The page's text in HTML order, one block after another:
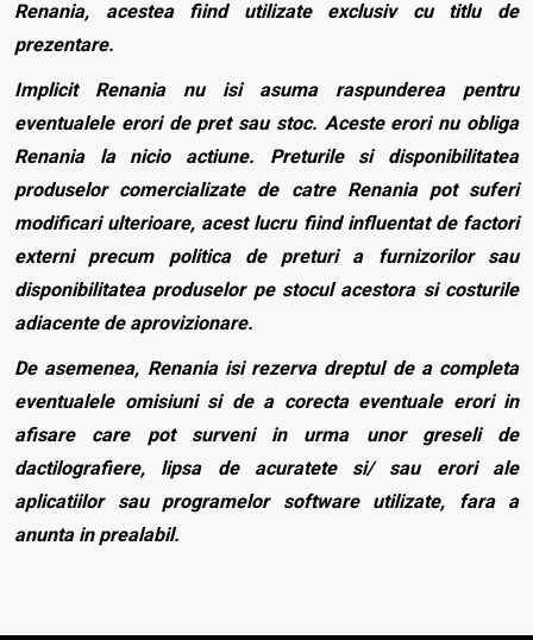
Renania, acestea fiind utilizate exclusiv cu titlu de
prezentare.
Implicit Renania nu isi asuma raspunderea pentru
eventualele erori de pret sau stoc. Aceste erori nu obliga
Renania la nicio actiune. Preturile si disponibilitatea
produselor comercializate de catre Renania pot suferi
modificari ulterioare, acest lucru fiind influentat de factori
externi precum politica de preturi a furnizorilor sau
disponibilitatea produselor pe stocul acestora si costurile
adiacente de aprovizionare.
De asemenea, Renania isi rezerva dreptul de a completa
eventualele omisiuni si de a corecta eventuale erori in
afisare care pot surveni in urma unor greseli de
dactilografiere, lipsa de acuratete si/ sau erori ale
aplicatiilor sau programelor software utilizate, fara a
anunta in prealabil.